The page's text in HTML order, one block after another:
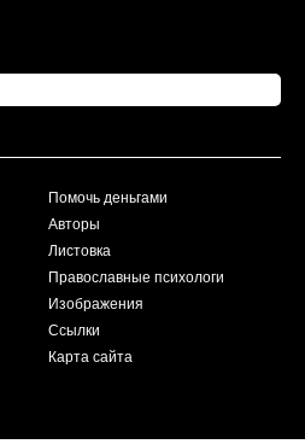
Помочь деньгами
Авторы
Листовка
Православные психологи
Изображения
Ссылки
Карта сайта